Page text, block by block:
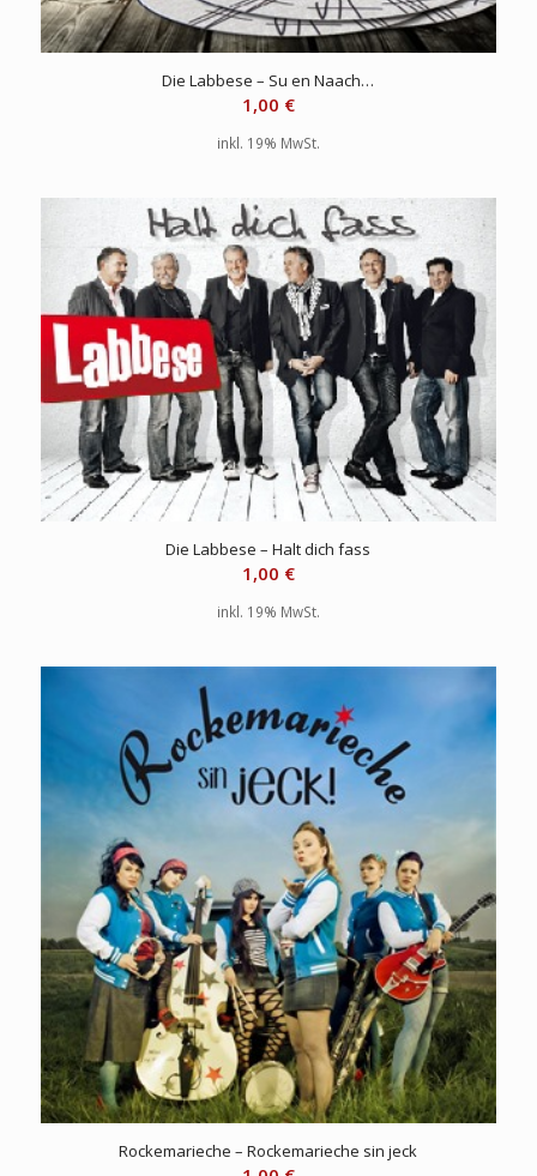
Die Labbese – Su en Naach…
1,00 €
inkl. 19% MwSt.
Die Labbese – Halt dich fass
1,00 €
inkl. 19% MwSt.
Rockemarieche – Rockemarieche sin jeck